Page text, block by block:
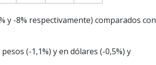
y -8% respectivamente) comparados con
(-1,1%) y en dólares (-0,5%) y